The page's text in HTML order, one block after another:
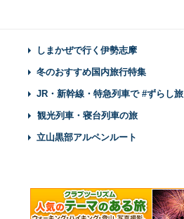
しまかぜで行く伊勢志摩
冬のおすすめ国内旅行特集
JR・新幹線・特急列車で #ずらし旅
観光列車・寝台列車の旅
立山黒部アルペンルート